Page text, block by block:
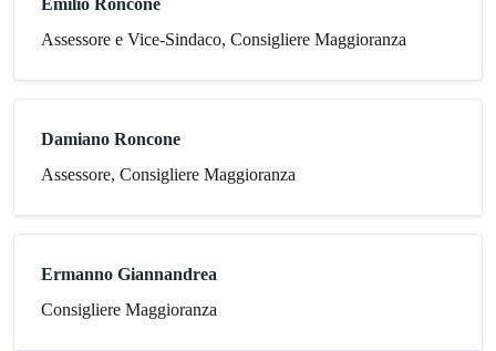
Emilio Roncone
Assessore e Vice-Sindaco, Consigliere Maggioranza
Damiano Roncone
Assessore, Consigliere Maggioranza
Ermanno Giannandrea
Consigliere Maggioranza